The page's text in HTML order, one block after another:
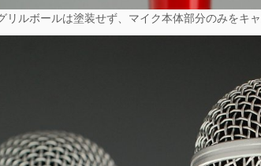
リルボールは塗装せず、マイク本体部分のみをキ